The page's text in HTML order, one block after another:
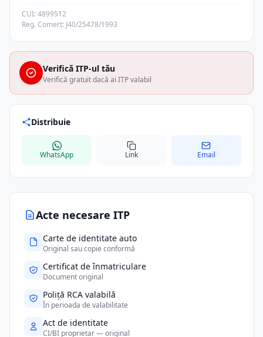
Acte necesare ITP
Carte de identitate auto
Original sau copie conformă
Certificat de înmatriculare
Document original
Poliță RCA valabilă
În perioada de valabilitate
Act de identitate
CI/BI proprietar — original
CUI: 4899512
Reg. Comerț: J40/25478/1993
Verifică ITP-ul tău
Verifică gratuit dacă ai ITP valabil
Distribuie
WhatsApp Link Email